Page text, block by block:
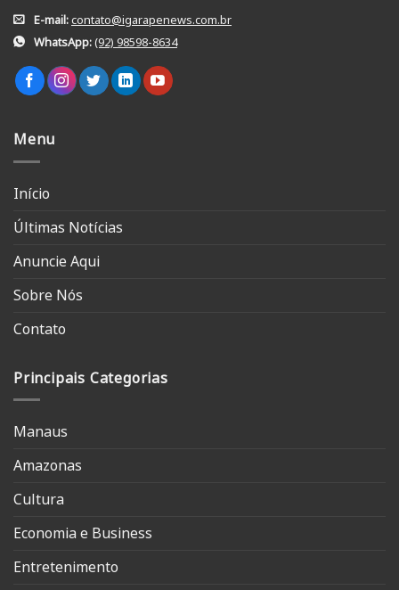
E-mail:contato@igarapenews.com.br
WhatsApp:(92) 98598-8634
Menu
Início
Últimas Notícias
Anuncie Aqui
Sobre Nós
Contato
Principais Categorias
Manaus
Amazonas
Cultura
Economia e Business
Entretenimento